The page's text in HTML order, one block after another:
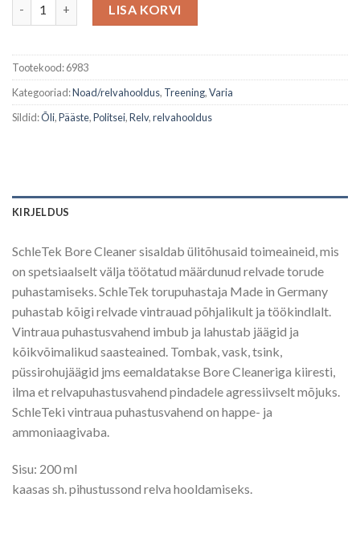
LISA KORVI
Tootekood:6983
Kategooriad:Noad/relvahooldus, Treening,Varia
Sildid:Õli,Pääste,Politsei,Relv,relvahooldus
KIRJELDUS
SchleTek Bore Cleaner sisaldab ülitõhusaid toimeaineid, mis
on spetsiaalselt välja töötatud määrdunud relvade torude
puhastamiseks. SchleTek torupuhastaja Made in Germany
puhastab kõigi relvade vintrauad põhjalikult ja töökindlalt.
Vintraua puhastusvahend imbub ja lahustab jäägid ja
kõikvõimalikud saasteained. Tombak, vask, tsink,
püssirohujäägid jms eemaldatakse Bore Cleaneriga kiiresti,
ilma et relvapuhastusvahend pindadele agressiivselt mõjuks.
SchleTeki vintraua puhastusvahend on happe- ja
ammoniaagivaba.
Sisu: 200 ml
kaasas sh. pihustussond relva hooldamiseks.